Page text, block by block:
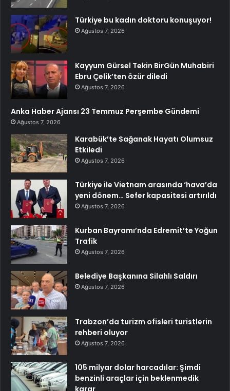
Türkiye bu kadın doktoru konuşuyor!
Ağustos 7, 2026
Kayyum Gürsel Tekin BirGün Muhabiri
Ebru Çelik’ten özür diledi
Ağustos 7, 2026
Anka Haber Ajansı 23 Temmuz Perşembe Gündemi
Ağustos 7, 2026
Karabük’te Sağanak Hayatı Olumsuz
Etkiledi
Ağustos 7, 2026
Türkiye ile Vietnam arasında ‘hava’da
yeni dönem… Sefer kapasitesi artırıldı
Ağustos 7, 2026
Kurban Bayramı’nda Edremit’te Yoğun
Trafik
Ağustos 7, 2026
Belediye Başkanına Silahlı Saldırı
Ağustos 7, 2026
Trabzon’da turizm ofisleri turistlerin
rehberi oluyor
Ağustos 7, 2026
105 milyar dolar harcadılar: Şimdi
benzinli araçlar için beklenmedik
karar